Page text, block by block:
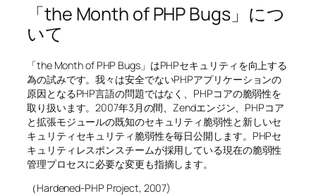
「the Month of PHP Bugs」につ
いて
「the Month of PHP Bugs」はPHPセキュリティを向上する
為の試みです。我々は安全でないPHPアプリケーションの
原因となるPHP言語の問題ではなく、PHPコアの脆弱性を
取り扱います。2007年3月の間、Zendエンジン、PHPコア
と拡張モジュールの既知のセキュリティ脆弱性と新しいセ
キュリティセキュリティ脆弱性を毎日公開します。PHPセ
キュリティレスポンスチームが採用している現在の脆弱性
管理プロセスに必要な変更も指摘します。
（Hardened-PHP Project, 2007)